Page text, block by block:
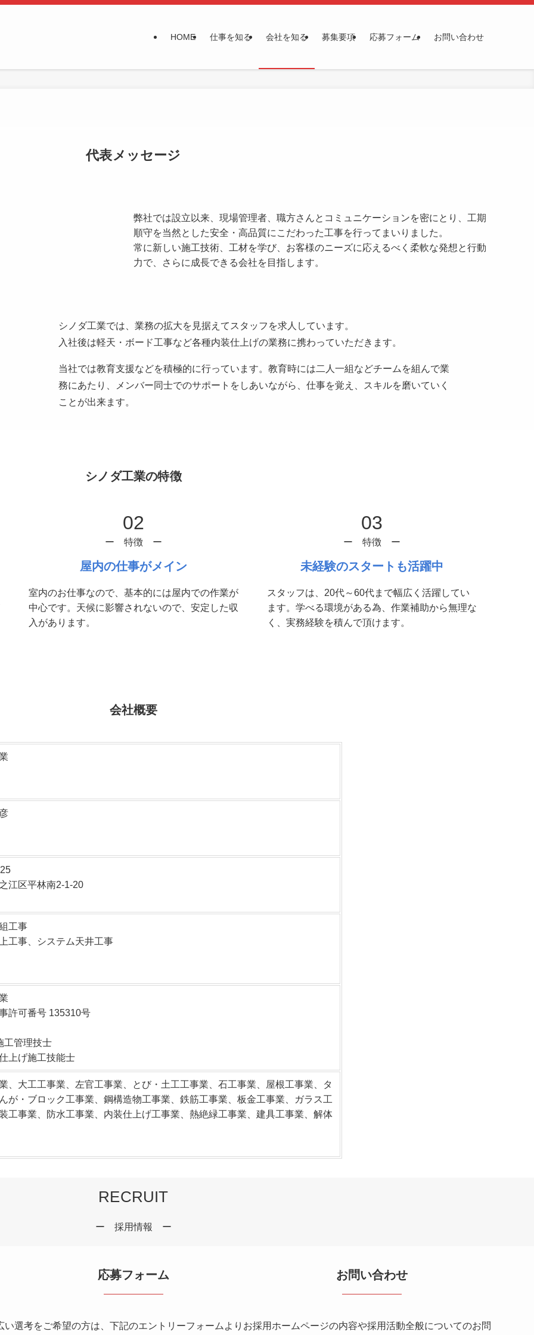
HOME 仕事を知る 会社を知る 募集要項 応募フォーム お問い合わせ
代表メッセージ
弊社では設立以来、現場管理者、職方さんとコミュニケーションを密にとり、工期
順守を当然とした安全・高品質にこだわった工事を行ってまいりました。
常に新しい施工技術、工材を学び、お客様のニーズに応えるべく柔軟な発想と行動
力で、さらに成長できる会社を目指します。
シノダ工業では、業務の拡大を見据えてスタッフを求人しています。
入社後は軽天・ボード工事など各種内装仕上げの業務に携わっていただきます。
当社では教育支援などを積極的に行っています。教育時には二人一組などチームを組んで業
務にあたり、メンバー同士でのサポートをしあいながら、仕事を覚え、スキルを磨いていく
ことが出来ます。
シノダ工業の特徴
02
ー 特徴 ー
屋内の仕事がメイン
室内のお仕事なので、基本的には屋内での作業が
中心です。天候に影響されないので、安定した収
入があります。
03
ー 特徴 ー
未経験のスタートも活躍中
スタッフは、20代～60代まで幅広く活躍してい
ます。学べる環境がある為、作業補助から無理な
く、実務経験を積んで頂けます。
会社概要
江区平林南2-1-20
工事
工事、システム天井工事
許可番号 135310号
工管理技士
上げ施工技能士
、大工工事業、左官工事業、とび・土工工事業、石工事業、屋根工事業、タ
が・ブロック工事業、鋼構造物工事業、鉄筋工事業、板金工事業、ガラス工
工事業、防水工事業、内装仕上げ工事業、熱絶緑工事業、建具工事業、解体
RECRUIT
ー 採用情報 ー
い
応募フォーム
選考をご希望の方は、下記のエントリーフォームよりお
お問い合わせ
採用ホームページの内容や採用活動全般についてのお問